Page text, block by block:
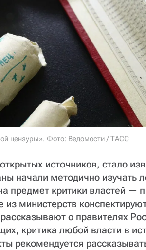
цензуры». Фото: Ведомости / ТАСС
источников, стало
начали методично изучать
предмет критики властей —
министерств
о правителях
критика любой власти в
рекомендуется